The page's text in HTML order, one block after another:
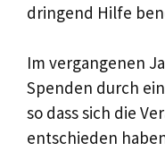
dringend Hilfe
Im vergangenen
Spenden durch
so dass sich die
entschieden